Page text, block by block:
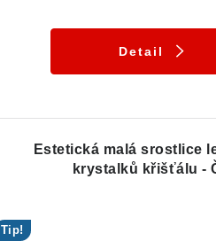
Detail
Estetická malá srostlice
krystalků křišťálu -
Tip!